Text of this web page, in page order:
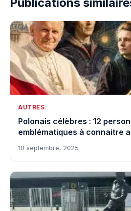
AUTRES
Polonais célèbres : 12
emblématiques à connaitre
10 septembre, 2025